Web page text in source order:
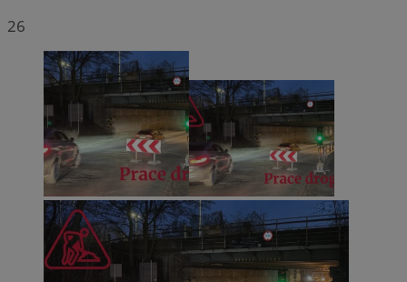
26